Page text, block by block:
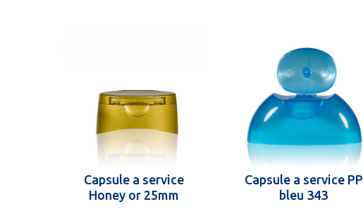
Capsule a service
Honey or 25mm
Capsule a service PP
bleu 343